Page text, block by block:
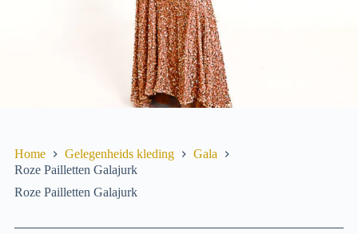
Home Gelegenheids­ kleding
Gala
Roze Pailletten Galajurk
Roze Pailletten Galajurk